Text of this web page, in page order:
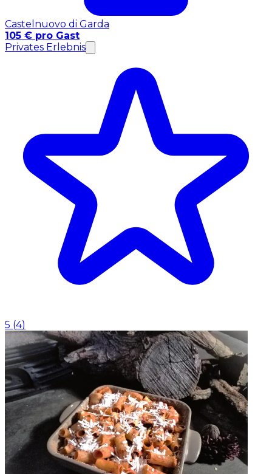
Castelnuovo di Garda
105 € pro Gast
Privates Erlebnis
5 (4)